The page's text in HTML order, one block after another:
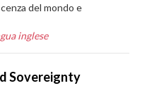
del mondo e
inglese
Sovereignty